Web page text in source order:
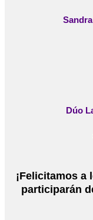
Dúo
¡Felicitamos a
participarán